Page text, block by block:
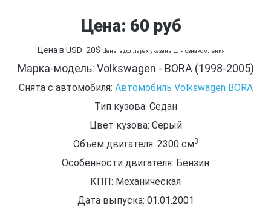
Цена: 60 руб
Цена в USD: 20$ Цены в долларах указаны для ознакомления
Марка-модель: Volkswagen - BORA (1998-2005)
Снята с автомобиля: Автомобиль Volkswagen BORA
Тип кузова: Седан
Цвет кузова: Серый
Объем двигателя: 2300 см3
Особенности двигателя: Бензин
КПП: Механическая
Дата выпуска: 01.01.2001